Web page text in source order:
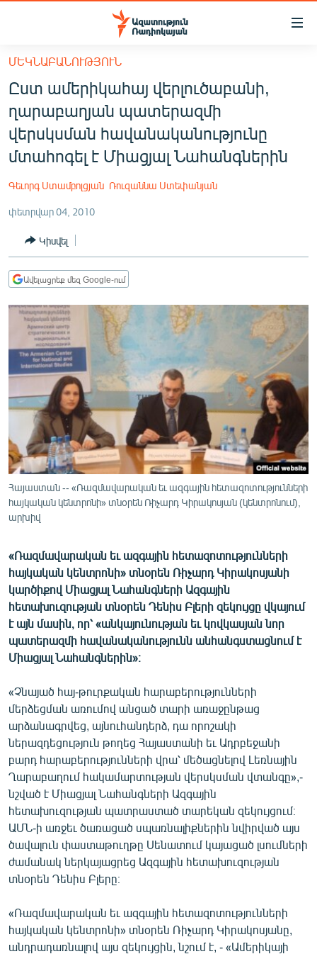
Մատչելիության
հիմնական
բովանդակությանը
հիմնական
մենյուին
Որոնում
ՔԱՂԱՔԱԿԱՆ
ԸՆՏՐՈՒԹՅՈՒՆՆԵՐ 2026
ՊԱՏԵՐԱԶՄԻ 6 ՇԱԲԱԹՆԵՐԸ
ՏԱՐԱԾԱՇՐՋԱՆ
ՄԻՋԱԶԳԱՅԻՆ
ՄՇԱԿՈՒՅԹ
ՍՊՈՐՏ
ՄԵԿՆԱԲԱՆՈՒԹՅՈՒՆ
ՏՏ ԵՒ ԻՆՏԵՐՆԵՏ
ԿՈՐՈՆԱՎԻՐՈՒՍ
ԱՐԽԻՎ
ՏԵՍԱՆՅՈՒԹԵՐ
ՁԳՏԵԼՈՎ ԼԱՎԱԳՈՒՅՆԻՆ
ՓՈԴՔԱՍԹ
Հայերեն
English
ՀԵՏԵՎԵՔ ՄԵԶ
«Ազատության» բոլոր կայքերը
ՄԵԿՆԱԲԱՆՈՒԹՅՈՒՆ
Ըստ ամերիկահայ վերլուծաբանի,
ղարաբաղյան պատերազմի
վերսկսման հավանականությունը
մտահոգել է Միացյալ Նահանգներին
Գեւորգ Ստամբոլցյան Ռուզաննա Ստեփանյան
փետրվար 04, 2010
Կիսվել
Ավելացրեք մեզ Google-ում
Հայաստան -- «Ռազմավարական եւ ազգային հետազոտությունների
հայկական կենտրոնի» տնօրեն Ռիչարդ Կիրակոսյան (կենտրոնում),
արխիվ
«Ռազմավարական եւ ազգային հետազոտությունների
հայկական կենտրոնի» տնօրեն Ռիչարդ Կիրակոսյանի
կարծիքով Միացյալ Նահանգների Ազգային
հետախուզության տնօրեն Դենիս Բլերի զեկույցը վկայում
է այն մասին, որ՝ «անկայունության եւ կովկասյան նոր
պատերազմի հավանականությունն անհանգստացնում է
Միացյալ Նահանգներին»։
«Չնայած հայ-թուրքական հարաբերությունների
մերձեցման առումով անցած տարի առաջընթաց
արձանագրվեց, այնուհանդերձ, դա որոշակի
ներազդեցություն թողեց Հայաստանի եւ Ադրբեջանի
բարդ հարաբերությունների վրա՝ մեծացնելով Լեռնային
Ղարաբաղում հակամարտության վերսկսման վտանգը»,-
նշված է Միացյալ Նահանգների Ազգային
հետախուզության պատրաստած տարեկան զեկույցում։
ԱՄՆ-ի առջեւ ծառացած սպառնալիքներին նվիրված այս
ծավալուն փաստաթուղթը Սենատում կայացած լսումների
ժամանակ ներկայացրեց Ազգային հետախուզության
տնօրեն Դենիս Բլերը։
«Ռազմավարական եւ ազգային հետազոտությունների
հայկական կենտրոնի» տնօրեն Ռիչարդ Կիրակոսյանը,
անդրադառնալով այս զեկույցին, նշում է, - «Ամերիկայի